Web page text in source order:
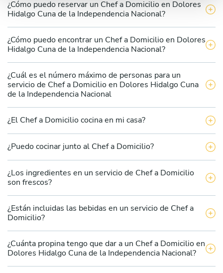
¿Cómo puedo reservar un Chef a Domicilio en Dolores
Hidalgo Cuna de la Independencia Nacional?
¿Cómo puedo encontrar un Chef a Domicilio en Dolores
Hidalgo Cuna de la Independencia Nacional?
¿Cuál es el número máximo de personas para un
servicio de Chef a Domicilio en Dolores Hidalgo Cuna
de la Independencia Nacional
¿El Chef a Domicilio cocina en mi casa?
¿Puedo cocinar junto al Chef a Domicilio?
¿Los ingredientes en un servicio de Chef a Domicilio
son frescos?
¿Están incluidas las bebidas en un servicio de Chef a
Domicilio?
¿Cuánta propina tengo que dar a un Chef a Domicilio en
Dolores Hidalgo Cuna de la Independencia Nacional?